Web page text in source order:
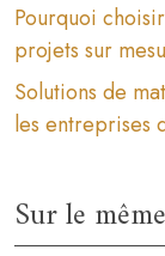
Pourquoi
projets sur
Solutions de
les entreprises
Sur le